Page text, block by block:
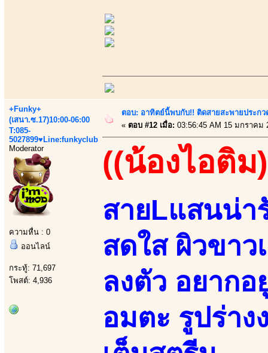
+Funky+
(เสนา.ซ.17)10:00-06:00
T:085-
5027899♥Line:funkyclub
Moderator
ความหื่น : 0
ออนไลน์
กระทู้: 71,697
โพสต์: 4,936
ตอบ: อาทิตย์นี้พบกับ!! ติดสายสะพายประกว
« ตอบ #12 เมื่อ: 03:56:45 AM 15 มกราคม
((น้องไอติม
สายLแสนน่า
สดใส ผิวขาว
ลงตัว อยากอ
อมตะ รูปร่า